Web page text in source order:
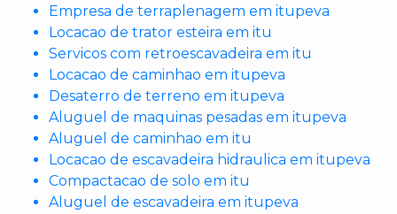
Empresa de terraplenagem em itupeva
Locacao de trator esteira em itu
Servicos com retroescavadeira em itu
Locacao de caminhao em itupeva
Desaterro de terreno em itupeva
Aluguel de maquinas pesadas em itupeva
Aluguel de caminhao em itu
Locacao de escavadeira hidraulica em itupeva
Compactacao de solo em itu
Aluguel de escavadeira em itupeva